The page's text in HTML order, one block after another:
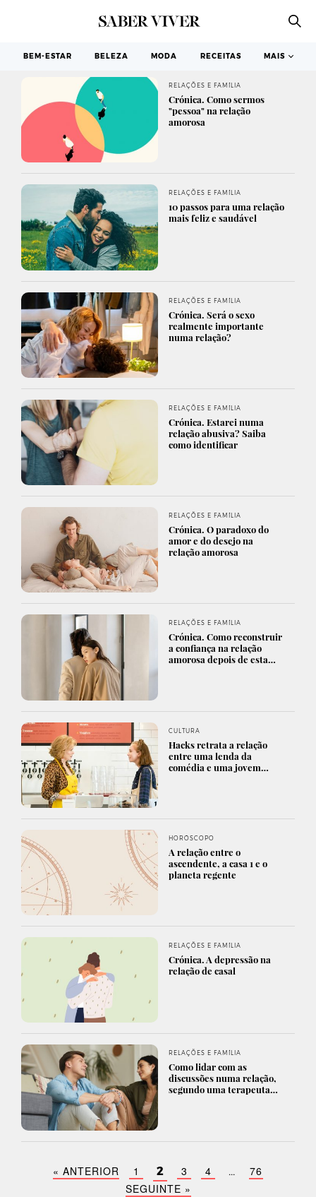
BEM-ESTAR BELEZA MODA RECEITAS MAIS
RELAÇÕES E FAMÍLIA
Crónica. Como sermos
"pessoa" na relação
amorosa
RELAÇÕES E FAMÍLIA
10 passos para uma relação
mais feliz e saudável
RELAÇÕES E FAMÍLIA
Crónica. Será o sexo
realmente importante
numa relação?
RELAÇÕES E FAMÍLIA
Crónica. Estarei numa
relação abusiva? Saiba
como identificar
RELAÇÕES E FAMÍLIA
Crónica. O paradoxo do
amor e do desejo na
relação amorosa
RELAÇÕES E FAMÍLIA
Crónica. Como reconstruir
a confiança na relação
amorosa depois de esta…
CULTURA
Hacks retrata a relação
entre uma lenda da
comédia e uma jovem…
HORÓSCOPO
A relação entre o
ascendente, a casa 1 e o
planeta regente
RELAÇÕES E FAMÍLIA
Crónica. A depressão na
relação de casal
RELAÇÕES E FAMÍLIA
Como lidar com as
discussões numa relação,
segundo uma terapeuta…
« ANTERIOR 1 2 3 4 …
76
SEGUINTE »